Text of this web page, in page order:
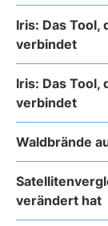
Iris: Das Tool,
verbindet
Iris: Das Tool,
verbindet
Waldbrände
verändert hat